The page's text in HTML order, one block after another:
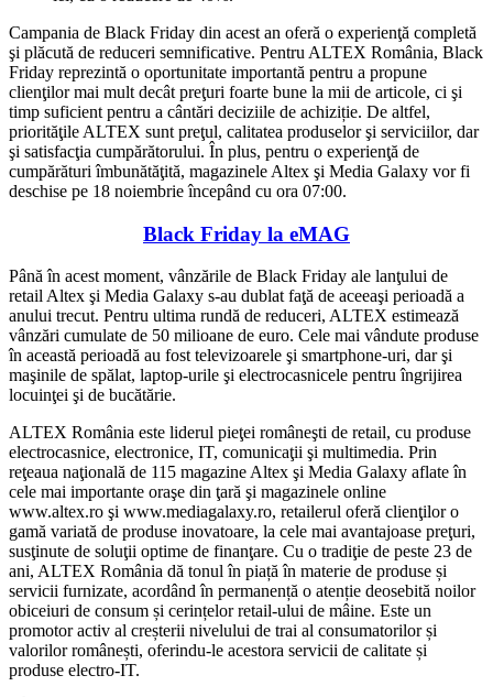
Campania de Black Friday din acest an oferă o experienţă completă
şi plăcută de reduceri semnificative. Pentru ALTEX România, Black
Friday reprezintă o oportunitate importantă pentru a propune
clienţilor mai mult decât preţuri foarte bune la mii de articole, ci şi
timp suficient pentru a cântări deciziile de achiziție. De altfel,
priorităţile ALTEX sunt preţul, calitatea produselor şi serviciilor, dar
şi satisfacţia cumpărătorului. În plus, pentru o experienţă de
cumpărături îmbunătăţită, magazinele Altex şi Media Galaxy vor fi
deschise pe 18 noiembrie începând cu ora 07:00.
Black Friday la eMAG
Până în acest moment, vânzările de Black Friday ale lanţului de
retail Altex şi Media Galaxy s-au dublat faţă de aceeaşi perioadă a
anului trecut. Pentru ultima rundă de reduceri, ALTEX estimează
vânzări cumulate de 50 milioane de euro. Cele mai vândute produse
în această perioadă au fost televizoarele şi smartphone-uri, dar şi
maşinile de spălat, laptop-urile şi electrocasnicele pentru îngrijirea
locuinţei şi de bucătărie.
ALTEX România este liderul pieţei româneşti de retail, cu produse
electrocasnice, electronice, IT, comunicaţii şi multimedia. Prin
reţeaua naţională de 115 magazine Altex şi Media Galaxy aflate în
cele mai importante oraşe din ţară şi magazinele online
www.altex.ro şi www.mediagalaxy.ro, retailerul oferă clienţilor o
gamă variată de produse inovatoare, la cele mai avantajoase preţuri,
susţinute de soluţii optime de finanţare. Cu o tradiţie de peste 23 de
ani, ALTEX România dă tonul în piață în materie de produse și
servicii furnizate, acordând în permanență o atenție deosebită noilor
obiceiuri de consum și cerințelor retail-ului de mâine. Este un
promotor activ al creșterii nivelului de trai al consumatorilor și
valorilor românești, oferindu-le acestora servicii de calitate și
produse electro-IT.